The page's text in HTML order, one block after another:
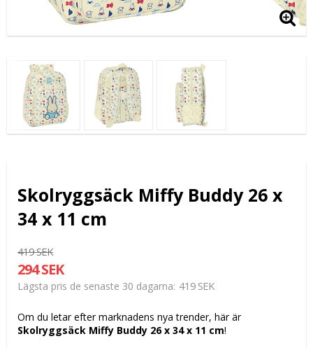
Skolryggsäck Miffy Buddy 26 x
34 x 11 cm
419 SEK
294 SEK
Lägsta pris de senaste 30 dagarna 419 SEK
Om du letar efter marknadens nya trender, här är
Skolryggsäck Miffy Buddy 26 x 34 x 11 cm!